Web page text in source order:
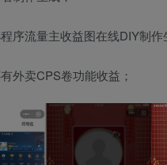
序流量主收益图在线DIY制作
外卖CPS卷功能收益；